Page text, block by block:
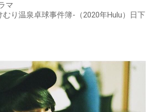
マ
むり温泉卓球事件簿-（2020年Hulu）日下